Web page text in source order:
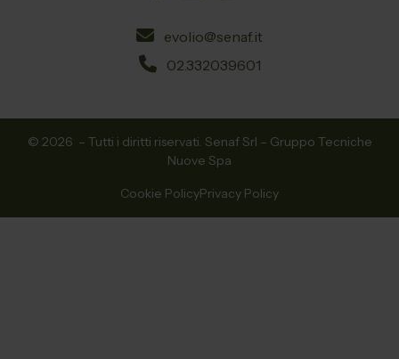
evolio@senaf.it
02.332039601
© 2026 – Tutti i diritti riservati. Senaf Srl – Gruppo Tecniche
Nuove Spa
Cookie PolicyPrivacy Policy